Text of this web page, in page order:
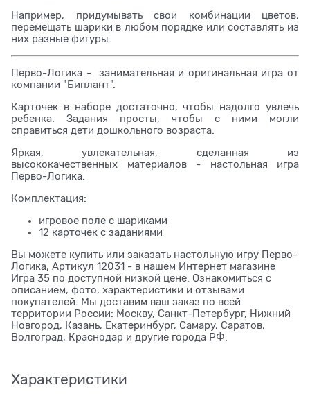
Например, придумывать свои комбинации цветов,
перемещать шарики в любом порядке или составлять из
них разные фигуры.
Перво-Логика - занимательная и оригинальная игра от
компании "Биплант".
Карточек в наборе достаточно, чтобы надолго увлечь
ребенка. Задания просты, чтобы с ними могли
справиться дети дошкольного возраста.
Яркая, увлекательная, сделанная из
высококачественных материалов - настольная игра
Перво-Логика.
Комплектация:
игровое поле с шариками
12 карточек с заданиями
Вы можете купить или заказать настольную игру Перво-
Логика, Артикул 12031 - в нашем Интернет магазине
Игра 35 по доступной низкой цене. Ознакомиться с
описанием, фото, характеристики и отзывами
покупателей. Мы доставим ваш заказ по всей
территории России: Москву, Санкт-Петербург, Нижний
Новгород, Казань, Екатеринбург, Самару, Саратов,
Волгоград, Краснодар и другие города РФ.
Характеристики